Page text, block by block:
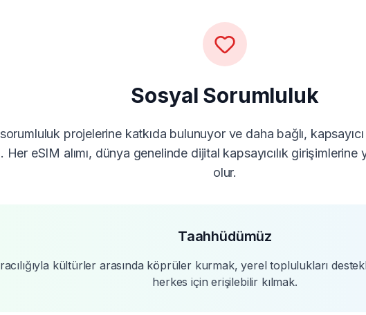
Sosyal Sorumluluk
projelerine katkıda bulunuyor ve daha bağlı,
Her eSIM alımı, dünya genelinde dijital kapsayıcılık girişimlerine
olur.
Taahhüdümüz
kültürler arasında köprüler kurmak, yerel toplulukları
herkes için erişilebilir kılmak.